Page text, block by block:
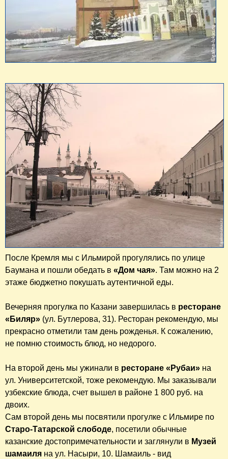
После Кремля мы с Ильмирой прогулялись по улице
Баумана и пошли обедать в «Дом чая». Там можно на 2
этаже бюджетно покушать аутентичной еды.
Вечерняя прогулка по Казани завершилась в ресторане
«Биляр» (ул. Бутлерова, 31). Ресторан рекомендую, мы
прекрасно отметили там день рожденья. К сожалению,
не помню стоимость блюд, но недорого.
На второй день мы ужинали в ресторане «Рубаи» на
ул. Университетской, тоже рекомендую. Мы заказывали
узбекские блюда, счет вышел в районе 1 800 руб. на
двоих.
Сам второй день мы посвятили прогулке с Ильмире по
Старо-Татарской слободе, посетили обычные
казанские достопримечательности и заглянули в Музей
шамаиля на ул. Насыри, 10. Шамаиль - вид